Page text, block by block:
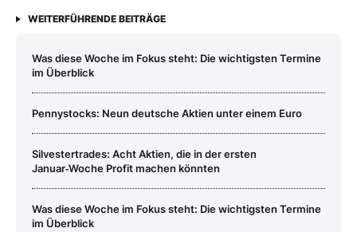
WEITERFÜHRENDE BEITRÄGE
Was diese Woche im Fokus steht: Die wichtigsten Termine
im Überblick
Pennystocks: Neun deutsche Aktien unter einem Euro
Silvestertrades: Acht Aktien, die in der ersten
Januar‑Woche Profit machen könnten
Was diese Woche im Fokus steht: Die wichtigsten Termine
im Überblick